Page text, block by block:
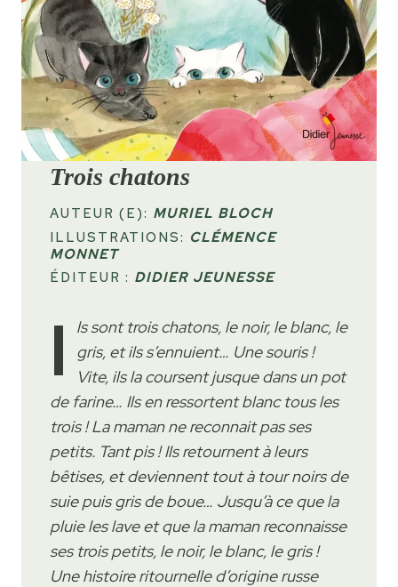
Trois chatons
AUTEUR (E): MURIEL BLOCH
ILLUSTRATIONS: CLÉMENCE
MONNET
ÉDITEUR : DIDIER JEUNESSE
I
ls sont trois chatons, le noir, le blanc, le
gris, et ils s’ennuient… Une souris !
Vite, ils la coursent jusque dans un pot
de farine… Ils en ressortent blanc tous les
trois ! La maman ne reconnait pas ses
petits. Tant pis ! Ils retournent à leurs
bêtises, et deviennent tout à tour noirs de
suie puis gris de boue… Jusqu’à ce que la
pluie les lave et que la maman reconnaisse
ses trois petits, le noir, le blanc, le gris !
Une histoire ritournelle d’origine russe